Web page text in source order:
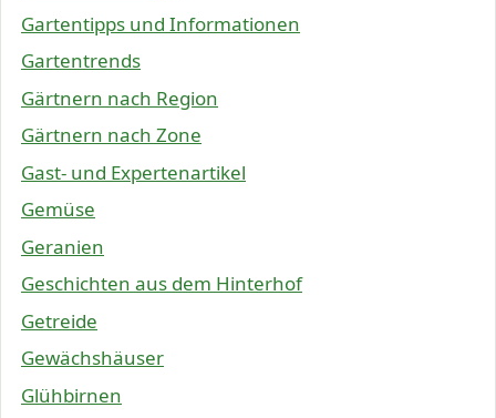
Gartentipps und Informationen
Gartentrends
Gärtnern nach Region
Gärtnern nach Zone
Gast- und Expertenartikel
Gemüse
Geranien
Geschichten aus dem Hinterhof
Getreide
Gewächshäuser
Glühbirnen